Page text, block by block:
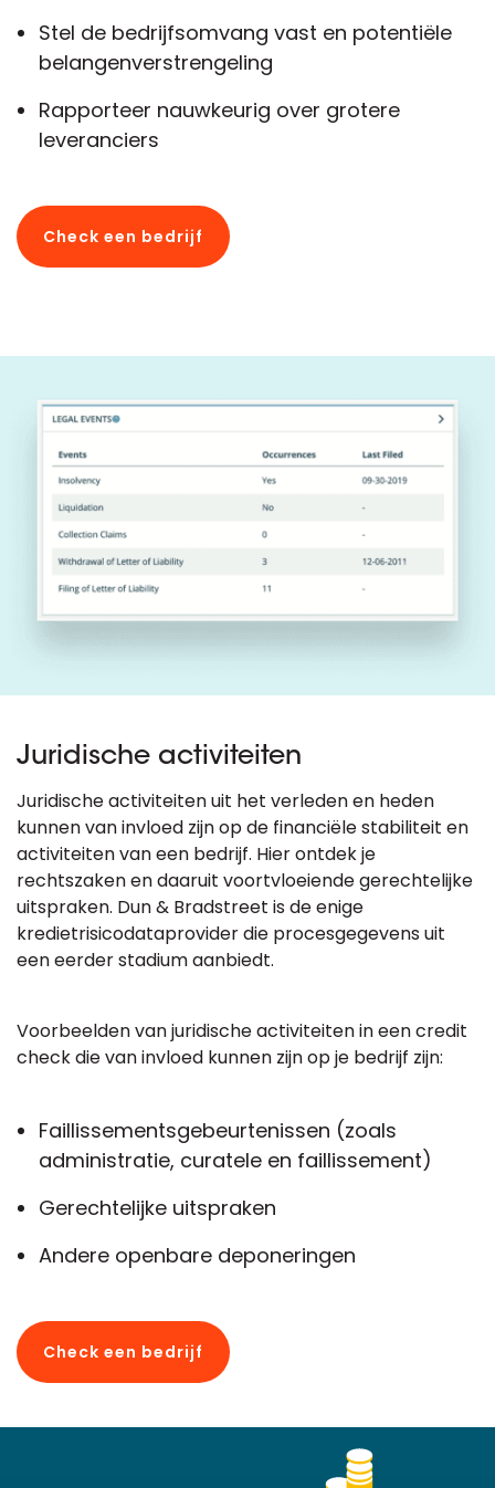
Stel de bedrijfsomvang vast en potentiële
belangenverstrengeling
Rapporteer nauwkeurig over grotere
leveranciers
Check een bedrijf
Juridische activiteiten
Juridische activiteiten uit het verleden en heden
kunnen van invloed zijn op de financiële stabiliteit en
activiteiten van een bedrijf. Hier ontdek je
rechtszaken en daaruit voortvloeiende gerechtelijke
uitspraken. Dun & Bradstreet is de enige
kredietrisicodataprovider die procesgegevens uit
een eerder stadium aanbiedt.
Voorbeelden van juridische activiteiten in een credit
check die van invloed kunnen zijn op je bedrijf zijn:
Faillissementsgebeurtenissen (zoals
administratie, curatele en faillissement)
Gerechtelijke uitspraken
Andere openbare deponeringen
Check een bedrijf